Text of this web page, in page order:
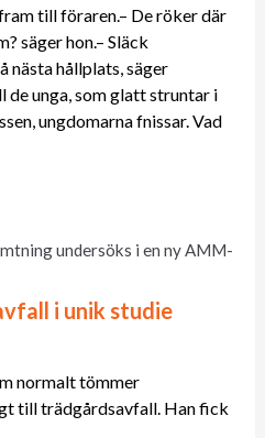
till föraren.– De röker där
säger hon.– Släck
nästa hållplats, säger
de unga, som glatt struntar i
ungdomarna fnissar. Vad
undersöks i en ny AMM-
i unik studie
normalt tömmer
till trädgårdsavfall. Han fick